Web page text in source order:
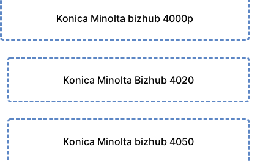
Konica Minolta bizhub 4000p
Konica Minolta Bizhub 4020
Konica Minolta bizhub 4050